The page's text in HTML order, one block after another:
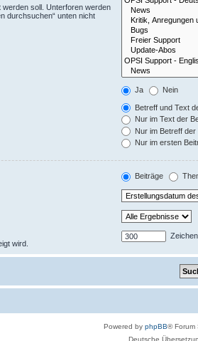
soll. Unterforen werden
durchsuchen“ unten nicht
Ja Nein
Betreff und Text
Nur im Text der
Nur im Betreff der
Nur im ersten
Beiträge
wird.
Powered by phpBB® Forum
Deutsche